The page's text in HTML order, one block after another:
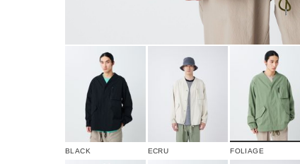
BLACK ECRU FOLIAGE